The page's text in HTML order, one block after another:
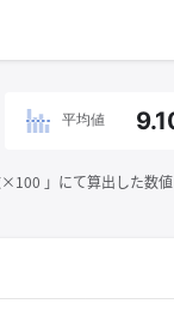
平均値
」にて算出した数